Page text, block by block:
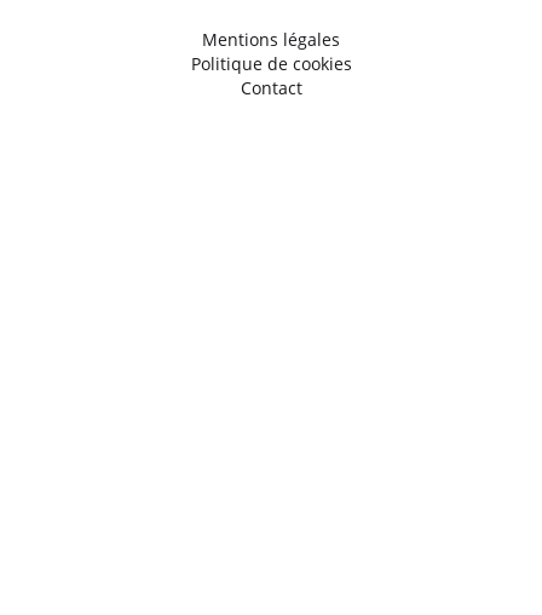
Mentions légales
Politique de cookies
Contact